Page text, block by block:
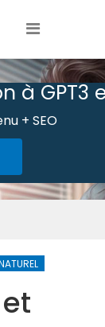
à GPT3
+ SEO